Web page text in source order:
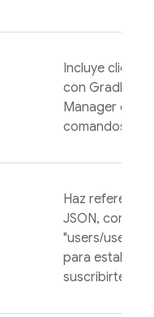
Incluye
con Gradle,
Manager o
comandos.
Haz
JSON, como
"users/
para
suscribirte a